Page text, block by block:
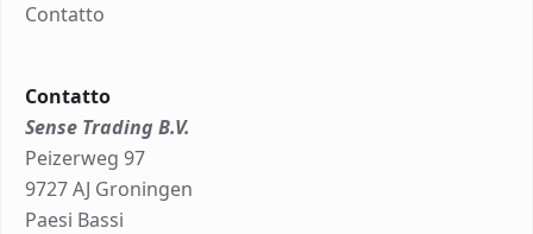
Contatto
Contatto
Sense Trading B.V.
Peizerweg 97
9727 AJ Groningen
Paesi Bassi